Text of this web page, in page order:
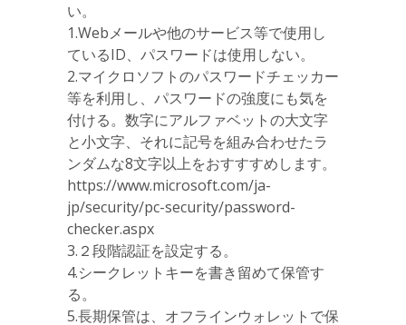
い。
1.Webメールや他のサービス等で使用し
ているID、パスワードは使用しない。
2.マイクロソフトのパスワードチェッカー
等を利用し、パスワードの強度にも気を
付ける。数字にアルファベットの大文字
と小文字、それに記号を組み合わせたラ
ンダムな8文字以上をおすすすめします。
https://www.microsoft.com/ja-
jp/security/pc-security/password-
checker.aspx
3.２段階認証を設定する。
4.シークレットキーを書き留めて保管す
る。
5.長期保管は、オフラインウォレットで保